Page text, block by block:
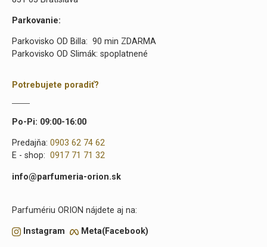
Parkovanie:
Parkovisko OD Billa: 90 min ZDARMA
Parkovisko OD Slimák: spoplatnené
Potrebujete poradiť?
Po-Pi: 09:00-16:00
Predajňa: 0903 62 74 62
E - shop: 0917 71 71 32
info@parfumeria-orion.sk
Parfumériu ORION nájdete aj na:
Instagram Meta(Facebook)